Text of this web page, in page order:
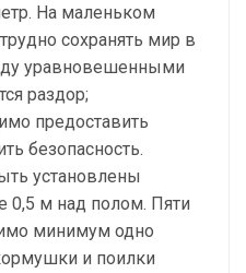
На маленьком
сохранять мир в
уравновешенными
раздор;
предоставить
безопасность.
установлены
0,5 м над полом. Пяти
минимум одно
и поилки